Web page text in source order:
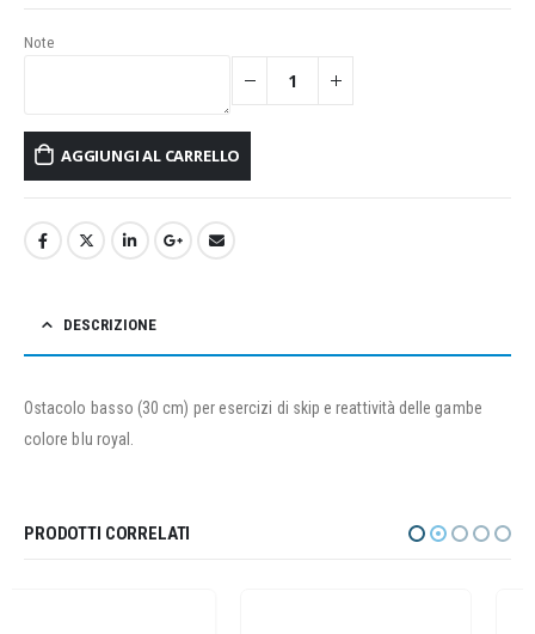
Note
AGGIUNGI AL CARRELLO
DESCRIZIONE
Ostacolo basso (30 cm) per esercizi di skip e reattività delle gambe
colore blu royal.
PRODOTTI CORRELATI